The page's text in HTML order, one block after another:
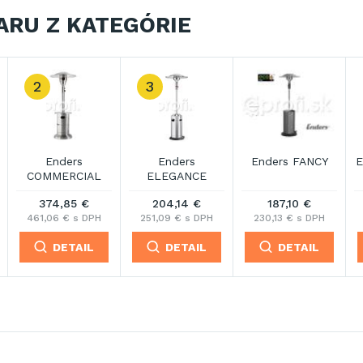
Z KATEGÓRIE
Enders POLO 2.0
226,80 €
278,97 € s DPH
DETAIL
Enders SOLID
408,93 €
502,98 € s DPH
DETAIL
Enders VULANO
659,45 €
811,13 € s DPH
DETAIL